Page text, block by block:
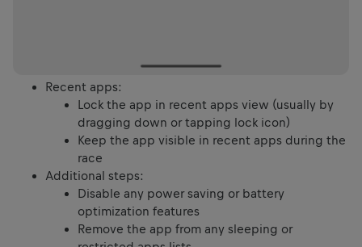
Recent apps:
Lock the app in recent apps view (usually by
dragging down or tapping lock icon)
Keep the app visible in recent apps during the
race
Additional steps:
Disable any power saving or battery
optimization features
Remove the app from any sleeping or